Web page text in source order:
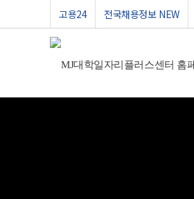
고용24 전국채용정보 NEW